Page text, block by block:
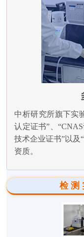
中析研究所旗下实
认定证书”、
技术企业证书”以及
资质。
检测